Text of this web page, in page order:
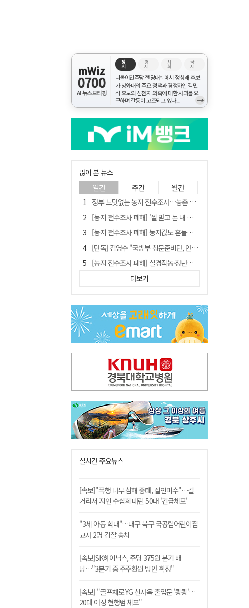
mWiz
0700
AI 뉴스브리핑
정
치
경
제
사
회
국
제
더불어민주당 전당대회에서 정청래 후보
가 청와대의 주요 정책과 경쟁자인 김민
석 후보의 신천지 의혹에 대한 사과를 요
구하며 갈등이 고조되고 있다...
→
많이 본 뉴스
일간 주간 월간
정부 느닷없는 농지 전수조사…농촌 들쑤시는 '경자유전'의 칼날
[농지 전수조사 폐해] '쌀 받고 논 내 준' 도지농 이제 어쩌나?
[농지 전수조사 폐해] 농지값도 흔들리나…"도지 막히면 헐값 매물 나올 수도"
[단독] 김영수 "국방부 청문준비단, 안규백 탈영 알고있었다"
[농지 전수조사 폐해] 실경작농·청년농 부담도 커진다
[기고] 대구 미래는 금호강·팔공산에 있다
타는 목마름 청도, 해 저문 저수지 둑에 군수가 서 있었다
"상법개정해도 주주가 '봉'"…하이닉스 솔리다임 상장설에 술렁[개미와글와글]
임시휴업 들어갔던 홈플러스 영주점, 7일 영업 재개…지하 1층만 운영
더보기
실시간 주요뉴스
[속보]"폭행 너무 심해 중태, 살인미수"…길
거리서 지인 수십회 때린 50대 '긴급체포'
"3세 아동 학대"…대구 북구 국공립어린이집
교사 2명 검찰 송치
[속보]SK하이닉스, 주당 375원 분기 배
당…"3분기 중 주주환원 방안 확정"
[속보] "골프채로 YG 신사옥 출입문 '쾅쾅'…
20대 여성 현행범 체포"